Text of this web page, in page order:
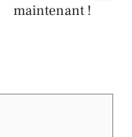
maintenant !